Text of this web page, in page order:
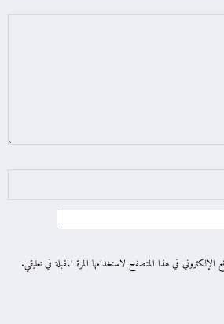
في هذا المتصفح لاستخدامها المرة المقبلة في تعليقي.